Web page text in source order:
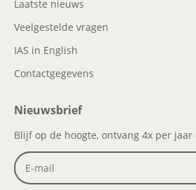
Laatste nieuws
Veelgestelde vragen
IAS in English
Contactgegevens
Nieuwsbrief
Blijf op de hoogte, ontvang 4x per